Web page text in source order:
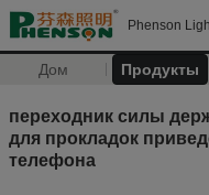
Phenson
Дом Продукты
переходник силы
для прокладок
телефона